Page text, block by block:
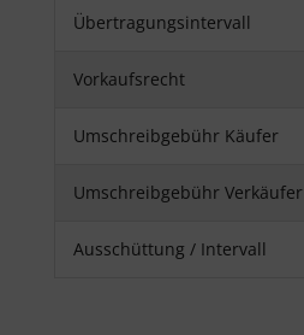
Übertragungsintervall
Vorkaufsrecht
Umschreibgebühr Käufer
Umschreibgebühr Verkäufer
Ausschüttung / Intervall